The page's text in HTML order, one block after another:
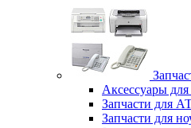
Аксессуары
Запчасти для
Запчасти для